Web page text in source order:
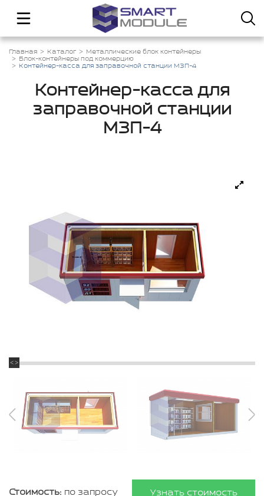
Главная Каталог
Металлические блок контейнеры
Блок-контейнеры под коммерцию
Контейнер-касса для заправочной станции МЗП-4
Контейнер-касса для
заправочной станции
МЗП-4
Стоимость: по запросу Узнать стоимость